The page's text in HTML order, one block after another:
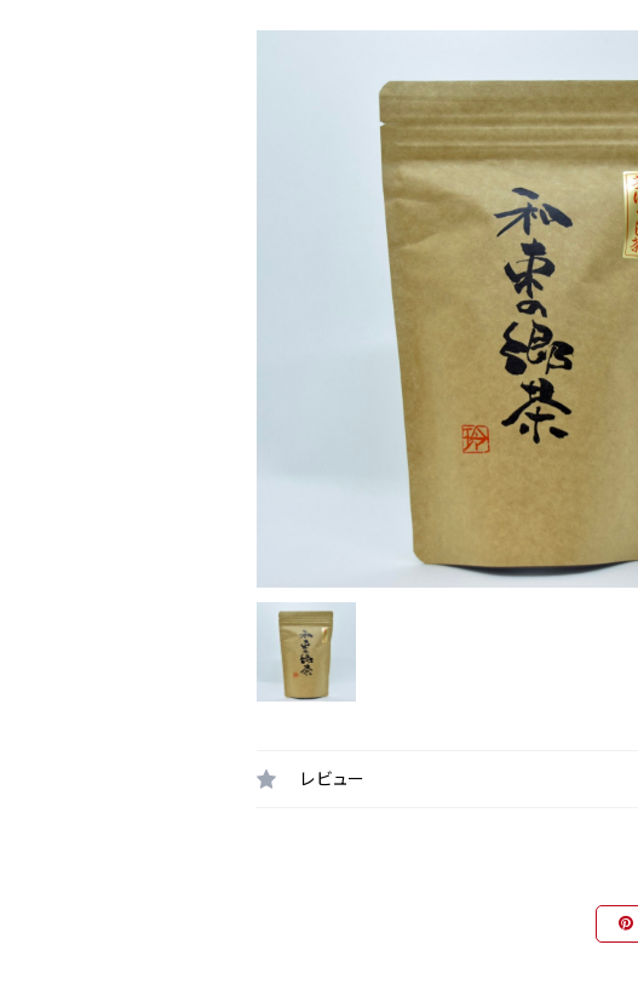
レビュー